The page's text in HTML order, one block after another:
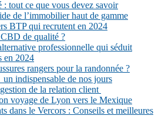
: tout ce que vous devez savoir
de l’immobilier haut de gamme
BTP qui recrutent en 2024
de qualité ?
professionnelle qui séduit
en 2024
rangers pour la randonnée ?
indispensable de nos jours
de la relation client
voyage de Lyon vers le Mexique
dans le Vercors : Conseils et meilleures